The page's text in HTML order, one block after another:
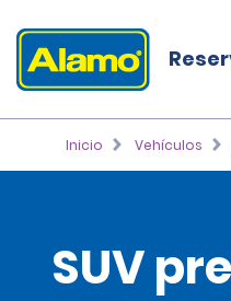
Inicio Vehículos
SUV